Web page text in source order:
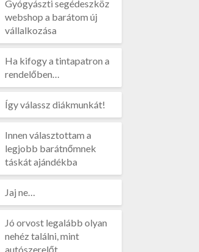
Gyógyászti segédeszköz
webshop a barátom új
vállalkozása
Ha kifogy a tintapatron a
rendelőben…
Így válassz diákmunkát!
Innen választottam a
legjobb barátnőmnek
táskát ajándékba
Jaj ne…
Jó orvost legalább olyan
nehéz találni, mint
autószerelőt